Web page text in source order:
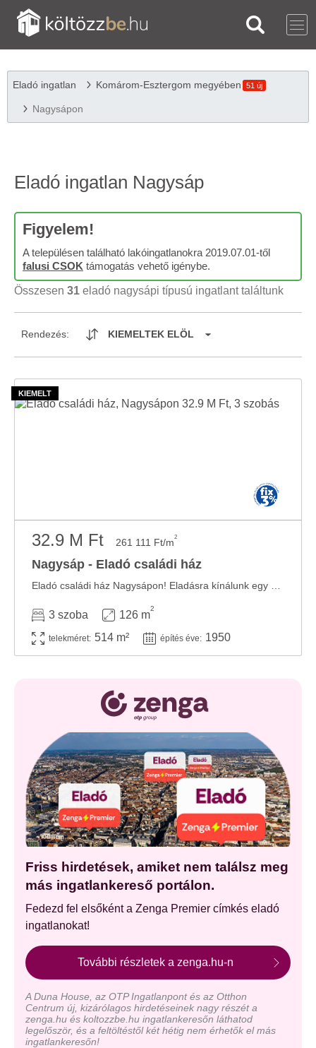
Eladó ingatlan Komárom-Esztergom megyében 51 új
Nagysápon
Eladó ingatlan Nagysáp
Figyelem!
A településen található lakóingatlanokra 2019.07.01-től
falusi CSOK támogatás vehető igénybe.
Összesen 31 eladó nagysápi típusú ingatlant találtunk
Rendezés: KIEMELTEK ELÖL
32.9 M Ft 261 111 Ft/m2
Nagysáp - Eladó családi ház
3 szoba 126 m
2
telekméret: 514 m² építés éve: 1950
Friss hirdetések, amiket nem találsz meg
más ingatlankereső portálon.
Fedezd fel elsőként a Zenga Premier címkés eladó
ingatlanokat!
További részletek a zenga.hu-n
A Duna House, az OTP Ingatlanpont és az Otthon
Centrum új, kizárólagos hirdetéseinek nagy részét a
zenga.hu és koltozzbe.hu ingatlankeresőn láthatod
legelőször, és a feltöltéstől két hétig nem érhetők el más
ingatlankeresőn!